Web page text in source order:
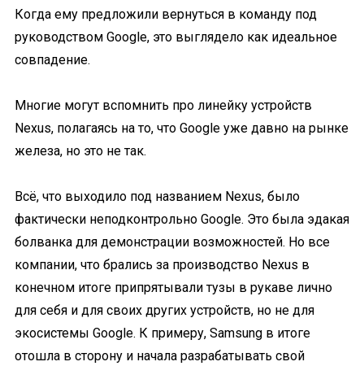
Когда ему предложили вернуться в команду под
руководством Google, это выглядело как идеальное
совпадение.
Многие могут вспомнить про линейку устройств
Nexus, полагаясь на то, что Google уже давно на рынке
железа, но это не так.
Всё, что выходило под названием Nexus, было
фактически неподконтрольно Google. Это была эдакая
болванка для демонстрации возможностей. Но все
компании, что брались за производство Nexus в
конечном итоге припрятывали тузы в рукаве лично
для себя и для своих других устройств, но не для
экосистемы Google. К примеру, Samsung в итоге
отошла в сторону и начала разрабатывать свой